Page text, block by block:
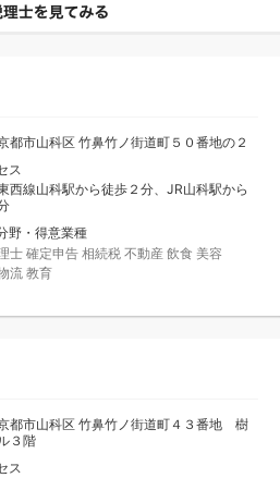
都市山科区 竹鼻竹ノ街道町５０番地の２
ス
西線山科駅から徒歩２分、JR山科駅から
野・得意業種
士 確定申告 相続税 不動産 飲食 美容
流 教育
都市山科区 竹鼻竹ノ街道町４３番地 樹
３階
ス